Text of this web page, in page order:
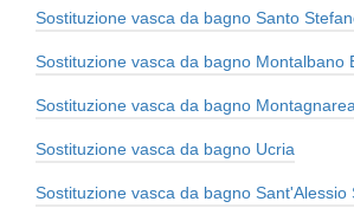
Sostituzione vasca da bagno Santo
Sostituzione vasca da bagno Montalbano
Sostituzione vasca da bagno
Sostituzione vasca da bagno Ucria
Sostituzione vasca da bagno Sant'Alessio